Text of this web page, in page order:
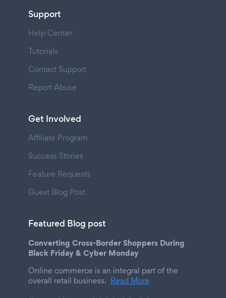
Support
Help Center
Tutorials
Contact Support
Report Abuse
Get Involved
Affiliate Program
Success Stories
Feature Requests
Guest Blog Post
Featured Blog post
Converting Cross-Border Shoppers During
Black Friday & Cyber Monday
Online commerce is an integral part of the
overall retail business. Read More